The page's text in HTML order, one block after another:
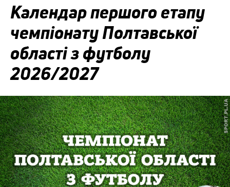
Календар першого етапу
чемпіонату Полтавської
області з футболу
2026/2027